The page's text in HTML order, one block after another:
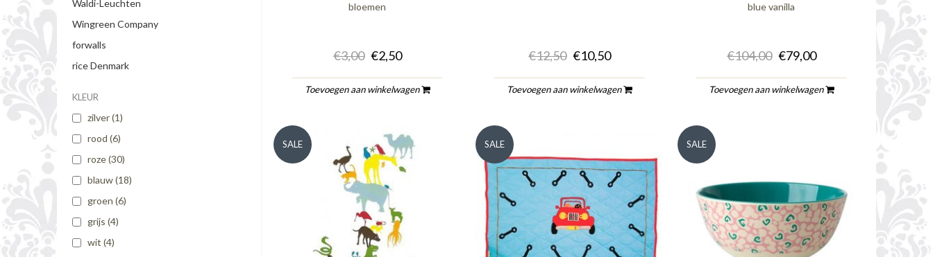
Waldi-Leuchten
Wingreen Company
forwalls
rice Denmark
KLEUR
zilver(1)
rood (6)
roze(30)
blauw(18)
groen (6)
grijs (4)
wit (4)
bloemen
€3,00 €2,50
Toevoegen aan winkelwagen
€12,50 €10,50
Toevoegen aan winkelwagen
blue vanilla
€104,00 €79,00
Toevoegen aan winkelwagen
SALE SALE SALE